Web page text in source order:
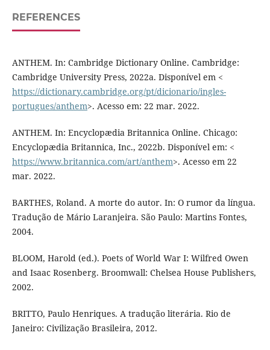
REFERENCES
ANTHEM. In: Cambridge Dictionary Online. Cambridge:
Cambridge University Press, 2022a. Disponível em <
https://dictionary.cambridge.org/pt/dicionario/ingles-
portugues/anthem>. Acesso em: 22 mar. 2022.
ANTHEM. In: Encyclopædia Britannica Online. Chicago:
Encyclopædia Britannica, Inc., 2022b. Disponível em: <
https://www.britannica.com/art/anthem>. Acesso em 22
mar. 2022.
BARTHES, Roland. A morte do autor. In: O rumor da língua.
Tradução de Mário Laranjeira. São Paulo: Martins Fontes,
2004.
BLOOM, Harold (ed.). Poets of World War I: Wilfred Owen
and Isaac Rosenberg. Broomwall: Chelsea House Publishers,
2002.
BRITTO, Paulo Henriques. A tradução literária. Rio de
Janeiro: Civilização Brasileira, 2012.